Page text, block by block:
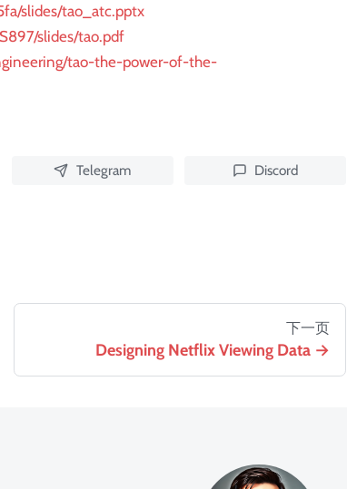
slides/tao_atc.pptx
slides/tao.pdf
tao-the-power-of-the-
Telegram Discord
下一页
Designing Netflix Viewing Data